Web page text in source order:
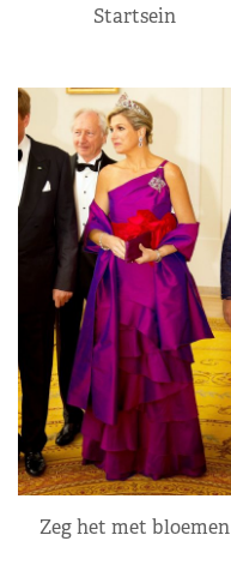
Startsein
Zeg het met bloemen